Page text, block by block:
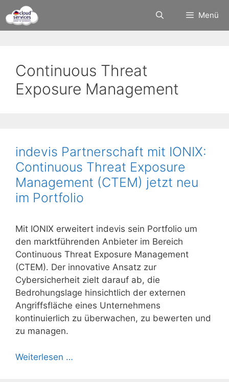
Inhalt
springen
Menü
Continuous Threat
Exposure Management
indevis Partnerschaft mit IONIX:
Continuous Threat Exposure
Management (CTEM) jetzt neu
im Portfolio
Mit IONIX erweitert indevis sein Portfolio um
den marktführenden Anbieter im Bereich
Continuous Threat Exposure Management
(CTEM). Der innovative Ansatz zur
Cybersicherheit zielt darauf ab, die
Bedrohungslage hinsichtlich der externen
Angriffsfläche eines Unternehmens
kontinuierlich zu überwachen, zu bewerten und
zu managen.
Weiterlesen …